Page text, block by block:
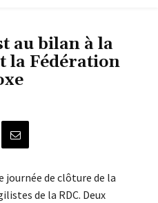
au bilan à la
la Fédération
journée de clôture de la
de la RDC. Deux